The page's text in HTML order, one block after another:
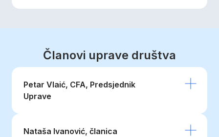
Članovi uprave društva
Petar Vlaić, CFA, Predsjednik
Uprave
Nataša Ivanović, članica